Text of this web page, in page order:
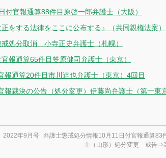
付官報通算88件目原啓一郎弁護士（大阪）
をする法律をここに公布する』（共同親権法案）
処分取消 小寺正史弁護士（札幌）
報通算65件目笠原健司弁護士（東京）
報通算20件目市川達也弁護士（東京）4回目
報裁決の公告（処分変更）伊藤尚弁護士（第一東
2022年9月号 弁護士懲戒処分情報10月11日付官報通算83
士（山形）処分変更 戒告⇒